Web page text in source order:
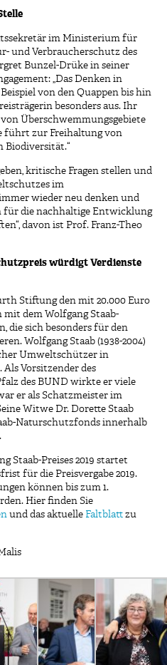
im Ministerium für
und Verbraucherschutz des
Bunzel-Drüke in seiner
„Das Denken in
von den Quappen bis hin
besonders aus. Ihr
Überschwemmungsgebiete
führt zur Freihaltung von
Biodiversität.“
kritische Fragen stellen und
im
wieder neu denken und
für die nachhaltige Entwicklung
davon ist Prof. Franz-Theo
würdigt Verdienste
Stiftung den mit 20.000 Euro
dem Wolfgang Staab-
die sich besonders für den
Wolfgang Staab (1938-2004)
Umweltschützer in
Vorsitzender des
des BUND wirkte er viele
er als Schatzmeister im
Witwe Dr. Dorette Staab
Naturschutzfonds innerhalb
Staab-Preises 2019 startet
für die Preisvergabe 2019.
können bis zum 1.
Hier finden Sie
und das aktuelle Faltblatt zu